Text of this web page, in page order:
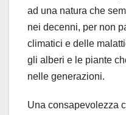
ad una natura che
nei decenni, per non
climatici e delle
gli alberi e le piante
nelle generazioni.
Una consapevolezza